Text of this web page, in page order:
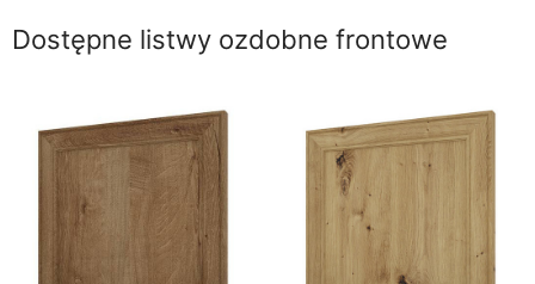
Dostępne listwy ozdobne frontowe